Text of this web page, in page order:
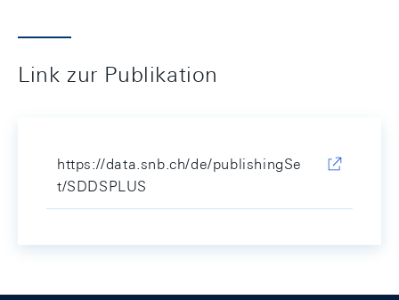
Link zur Publikation
https://data.snb.ch/de/publishingSe
t/SDDSPLUS